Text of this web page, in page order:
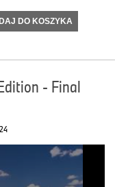
DO KOSZYKA
- Final